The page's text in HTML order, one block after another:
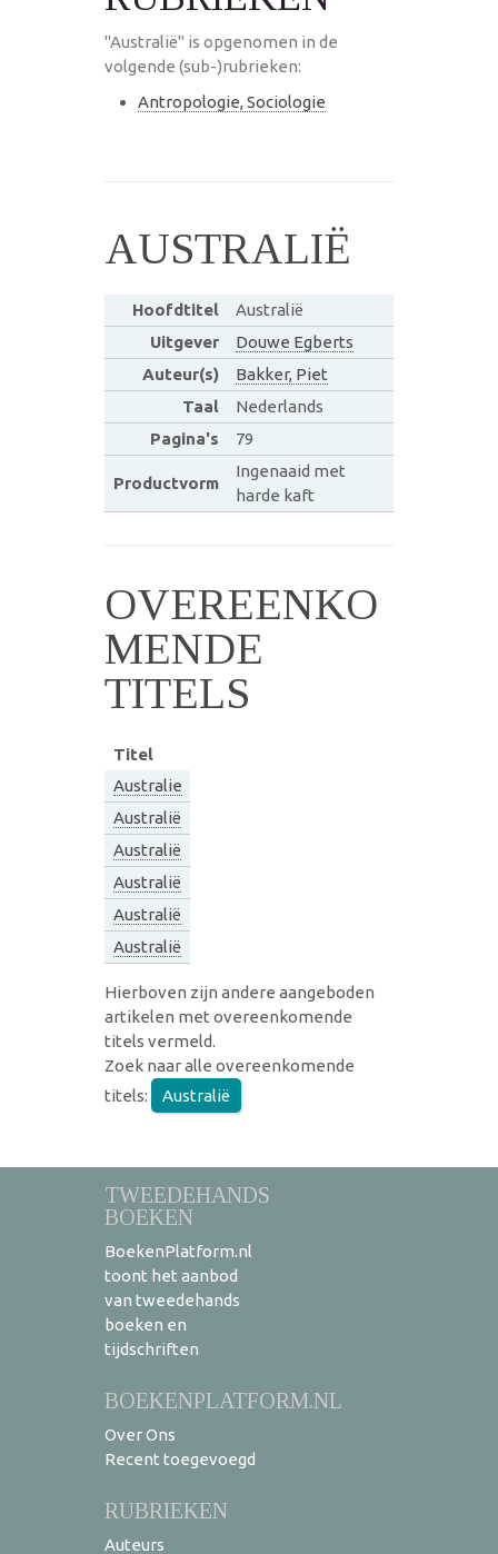
"Australië" is opgenomen in de
volgende (sub-)rubrieken:
Antropologie, Sociologie
AUSTRALIË
Hoofdtitel
Australië
Uitgever
Douwe Egberts
Auteur(s)
Bakker, Piet
Taal
Nederlands
Pagina's
79
Productvorm
Ingenaaid met
harde kaft
OVEREENKO
MENDE
TITELS
Titel
Australie
Australië
Australië
Australië
Australië
Australië
Hierboven zijn andere aangeboden
artikelen met overeenkomende
titels vermeld.
Zoek naar alle overeenkomende
titels:
Australië
TWEEDEHANDS
BOEKEN
BoekenPlatform.nl
toont het aanbod
van tweedehands
boeken en
tijdschriften
BOEKENPLATFORM.NL
Over Ons
Recent toegevoegd
RUBRIEKEN
Auteurs